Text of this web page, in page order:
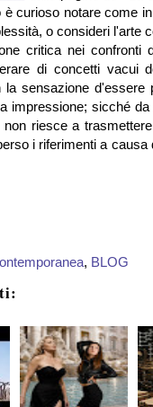
è curioso notare come
o consideri
critica nei
di concetti vacui
sensazione
impressione; sicché
riesce a
i riferimenti a
, BLOG